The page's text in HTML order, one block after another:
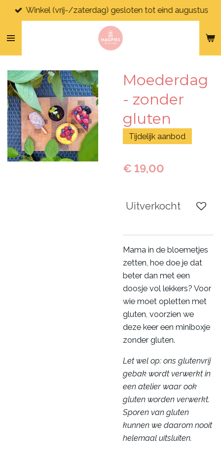
direct
naar
Winkel (vrij-/zaterdag) gesloten tot eind augustus
Moederdag
- zonder
gluten
Tijdelijk aanbod
€ 19,00
Uitverkocht
Mama in de bloemetjes
zetten, hoe doe je dat
beter dan met een
doosje vol lekkers? Voor
wie moet opletten met
gluten, voorzien we
deze keer een miniboxje
zonder gluten.
Let wel op: ons glutenvrij
gebak wordt verwerkt in
een atelier waar ook
gluten worden verwerkt.
Sporen van gluten
kunnen we daarom nooit
helemaal uitsluiten.